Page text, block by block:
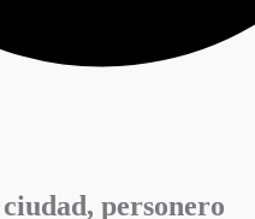
personero